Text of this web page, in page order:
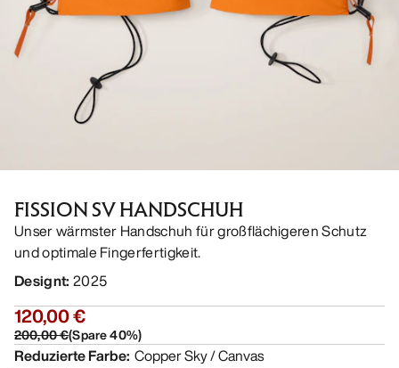
FISSION SV HANDSCHUH
Unser wärmster Handschuh für großflächigeren Schutz
und optimale Fingerfertigkeit.
Designt: 2025
120,00 €
200,00 €(Spare40%)
Reduzierte Farbe: Copper Sky / Canvas